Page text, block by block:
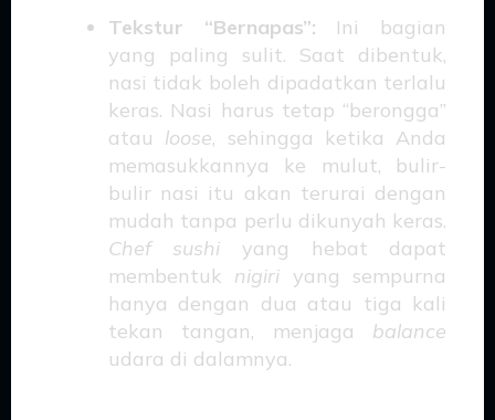
Tekstur “Bernapas”: Ini bagian
yang paling sulit. Saat dibentuk,
nasi tidak boleh dipadatkan terlalu
keras. Nasi harus tetap “berongga”
atau loose, sehingga ketika Anda
memasukkannya ke mulut, bulir-
bulir nasi itu akan terurai dengan
mudah tanpa perlu dikunyah keras.
Chef
sushi yang hebat dapat
membentuk nigiri yang sempurna
hanya dengan dua atau tiga kali
tekan tangan, menjaga balance
udara di dalamnya.